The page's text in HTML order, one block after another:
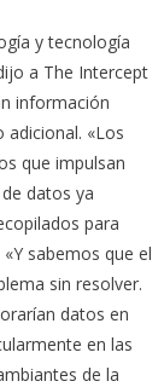
y tecnología
a The Intercept
información
«Los
que impulsan
datos ya
para
sabemos que el
sin resolver.
datos en
en las
de la